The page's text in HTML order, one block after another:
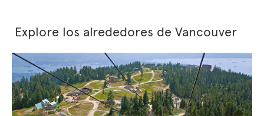
Explore los alrededores de Vancouver